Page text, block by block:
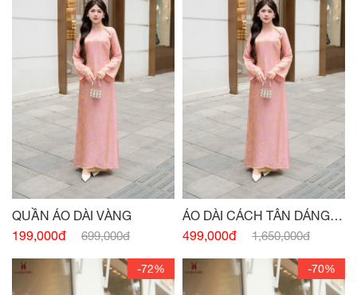
QUẦN ÁO DÀI VÀNG
199,000đ
699,000đ
ÁO DÀI CÁCH TÂN DÁNG
XUÔNG CỔ 3 PHÂN HỒNG
499,000đ 1,650,000đ
-72% -70%